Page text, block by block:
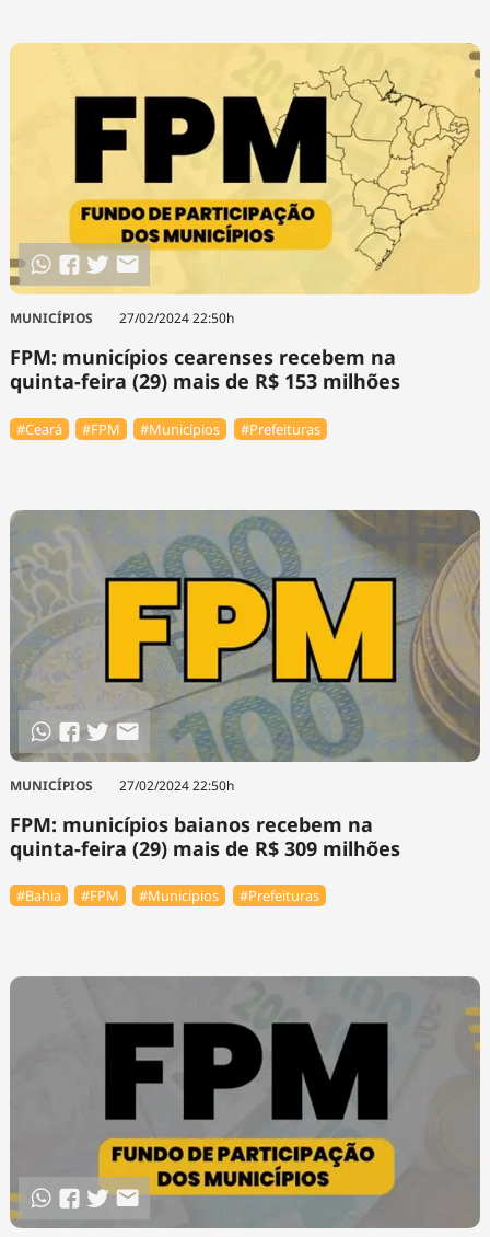
MUNICÍPIOS 27/02/2024 22:50h
FPM: municípios cearenses recebem na
quinta-feira (29) mais de R$ 153 milhões
#Ceará #FPM #Municípios #Prefeituras
MUNICÍPIOS 27/02/2024 22:50h
FPM: municípios baianos recebem na
quinta-feira (29) mais de R$ 309 milhões
#Bahia #FPM #Municípios #Prefeituras